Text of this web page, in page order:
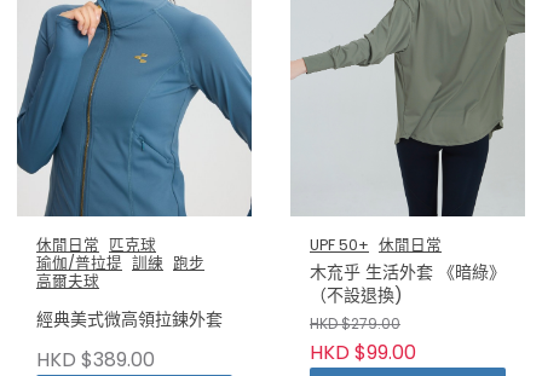
休閒日常 匹克球
瑜伽/普拉提 訓練 跑步
高爾夫球
經典美式微高領拉鍊外套
HKD $389.00
UPF 50+ 休閒日常
木㐬乎 生活外套 《暗綠》
（不設退換)
HKD $279.00
HKD $99.00